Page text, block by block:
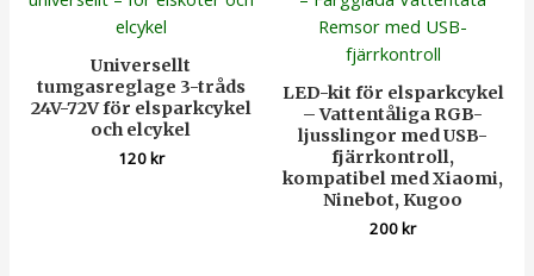
Universellt
tumgasreglage 3-tråds
24V-72V för elsparkcykel
och elcykel
120kr
LED-kit för elsparkcykel
– Vattentåliga RGB-
ljusslingor med USB-
fjärrkontroll,
kompatibel med Xiaomi,
Ninebot, Kugoo
200kr